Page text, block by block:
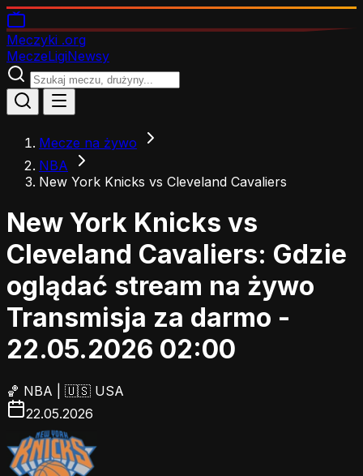
Meczyki .org
MeczeLigiNewsy
Mecze na żywo
NBA
New York Knicks vs Cleveland Cavaliers
New York Knicks vs
Cleveland Cavaliers: Gdzie
oglądać stream na żywo
Transmisja za darmo -
22.05.2026 02:00
🏀 NBA
🇺🇸 USA
22.05.2026